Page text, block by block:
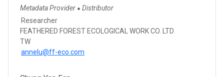
Metadata Provider ● Distributor
Researcher
FEATHERED FOREST ECOLOGICAL WORK CO. LTD
TW
annelu@ff-eco.com